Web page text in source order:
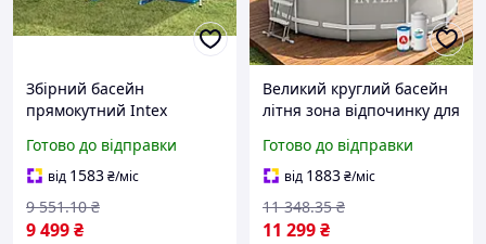
Збірний басейн
прямокутний Intex
насос 2006 л/год
плавальна зона
відпочинку для всієї
родини водний куточок
Готово до відправки
від 1583₴/міс
9 499₴
9 551.10 ₴
Великий круглий басейн
літня зона відпочинку для
366х99см 8592л насос-
фільтр драбини водяний
майданчик каркасний
Готово до відправки
від 1883₴/міс
11 299₴
11 348.35 ₴